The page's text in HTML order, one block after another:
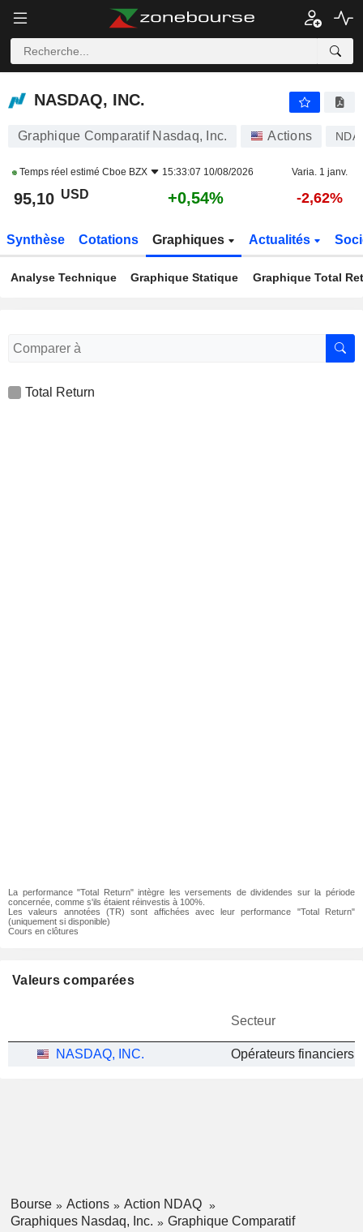
NASDAQ, INC.
NASDAQ, INC.
Graphique Comparatif Nasdaq, Inc. Actions
Temps réel estimé Cboe BZX 15:33:07 10/08/2026 Varia. 1 janv.
95,10 USD +0,54% -2,62%
Synthèse Cotations Graphiques Actualités
Analyse Technique Graphique Statique Graphique Total
Total Return
La performance "Total Return" intègre les versements de dividendes sur la période
concernée, comme s'ils étaient réinvestis à 100%.
Les valeurs annotées (TR) sont affichées avec leur performance "Total Return"
(uniquement si disponible)
Cours en clôtures
Valeurs comparées
Secteur
NASDAQ, INC.
Bourse Actions
Action NDAQ
Graphiques Nasdaq, Inc.
Graphique Comparatif